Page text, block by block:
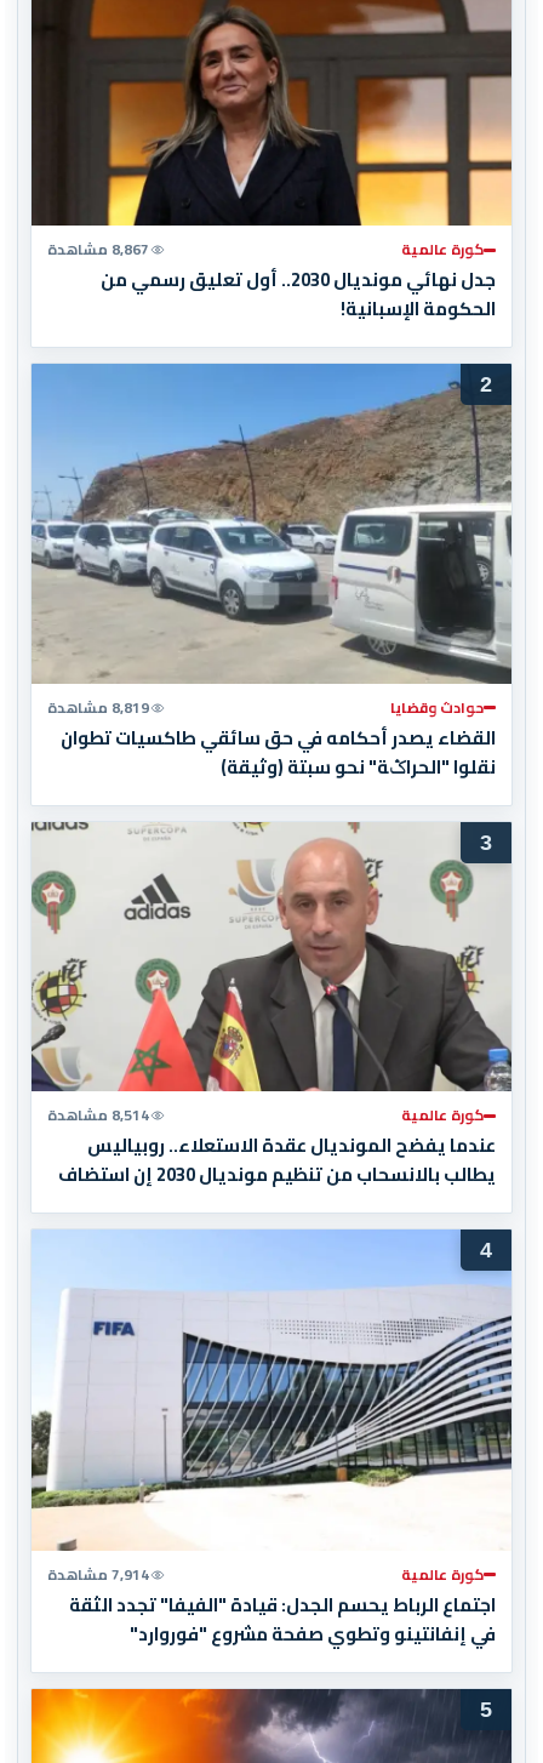
كورة عالمية 8,867 مشاهدة
جدل نهائي مونديال 2030.. أول تعليق رسمي من
الحكومة الإسبانية!
2
حوادث وقضايا 8,819 مشاهدة
القضاء يصدر أحكامه في حق سائقي طاكسيات تطوان
نقلوا "الحراݣة" نحو سبتة (وثيقة)
3
كورة عالمية 8,514 مشاهدة
عندما يفضح المونديال عقدة الاستعلاء.. روبياليس
يطالب بالانسحاب من تنظيم مونديال 2030 إن استضاف
المغرب المباراة النهائية!
4
كورة عالمية 7,914 مشاهدة
اجتماع الرباط يحسم الجدل: قيادة "الفيفا" تجدد الثقة
في إنفانتينو وتطوي صفحة مشروع "فوروارد"
5